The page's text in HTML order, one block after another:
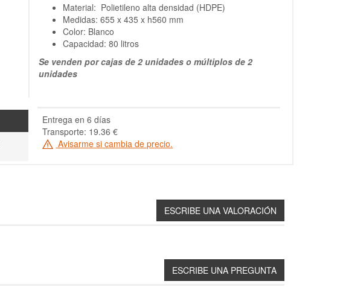
Material: Polietileno alta densidad (HDPE)
Medidas: 655 x 435 x h560 mm
Color: Blanco
Capacidad: 80 litros
Se venden por cajas de 2 unidades o múltiplos de 2
unidades
Entrega en 6 días
Transporte: 19.36 €
Avisarme si cambia de precio.